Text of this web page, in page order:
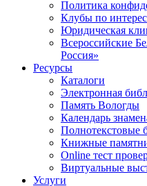
Политика
Клубы по
Юридическая
Всероссийские
Россия»
Ресурсы
Каталоги
Электронная
Память Вологды
Календарь
Полнотекстовые
Книжные
Online тест
Виртуальные
Услуги